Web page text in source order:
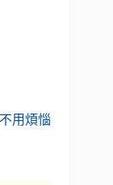
用煩惱